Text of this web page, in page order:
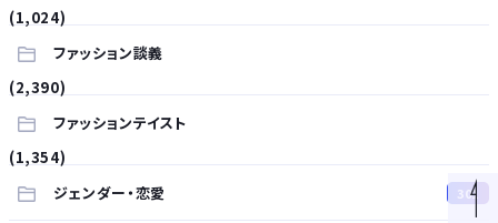
(1,024)
ファッション談義
(2,390)
ファッションテイスト
(1,354)
ジェンダー・恋愛
301